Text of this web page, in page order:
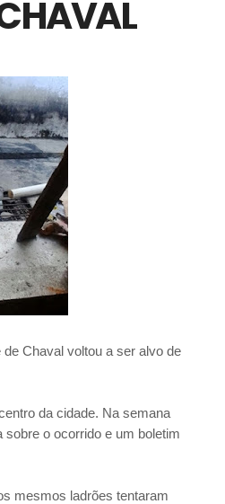
Chaval voltou a ser alvo de
da cidade. Na semana
o ocorrido e um boletim
mesmos ladrões tentaram